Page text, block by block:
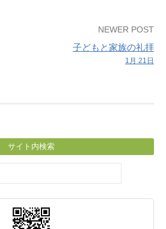
NEWER POST
子どもと家族の礼拝
1月 21日
サイト内検索